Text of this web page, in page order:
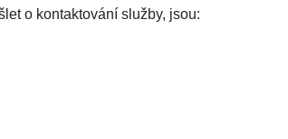
o kontaktování služby, jsou: